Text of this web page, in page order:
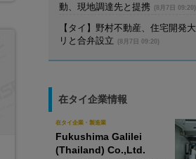
動、現地調達先と提携
(8月7日 09:20)
【タイ】野村不動産、住宅開発
リと合弁設立
(8月7日 09:20)
在タイ企業情報
在タイ企業・製造業
Fukushima Galilei
(Thailand) Co.,Ltd.